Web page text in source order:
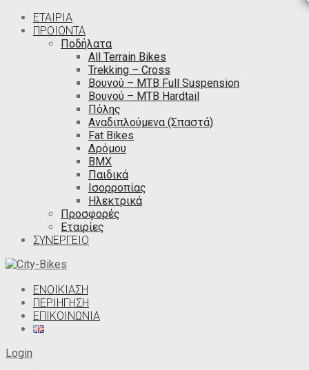
ΕΤΑΙΡΙΑ
ΠΡΟΙΟΝΤΑ
Ποδήλατα
All Terrain Bikes
Trekking – Cross
Βουνού – MTB Full Suspension
Βουνού – MTB Hardtail
Πόλης
Αναδιπλούμενα (Σπαστά)
Fat Bikes
Δρόμου
ΒΜΧ
Παιδικά
Ισορροπίας
Ηλεκτρικά
Προσφορές
Εταιρίες
ΣΥΝΕΡΓΕΙΟ
ΕΝΟΙΚΙΑΣΗ
ΠΕΡΙΉΓΗΣΗ
ΕΠΙΚΟΙΝΩΝΙΑ
Login